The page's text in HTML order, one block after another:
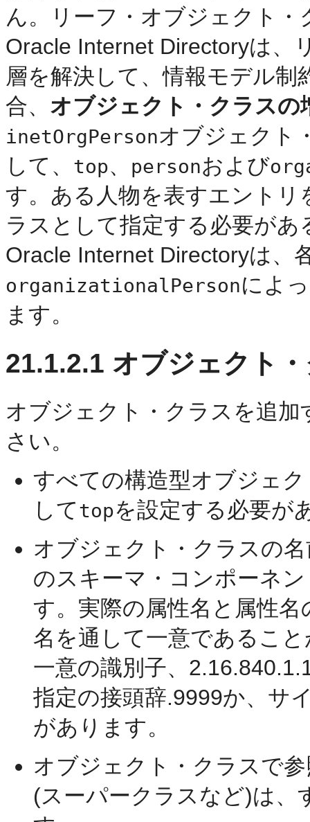
ん。リーフ・オブジェクト
Oracle Internet Directoryは、
層を解決して、情報モデル
合、 オブジェクト・クラスの
inetOrgPersonオブジェクト
して、 top、 personおよび
す。ある人物を表すエント
ラスとして指定する必要があ
Oracle Internet Directoryは、
organizationalPersonによ
ます。
21.1.2.1 オブジェクト
オブジェクト・クラスを追
さい。
すべての構造型オブジェ
してtopを設定する必要が
オブジェクト・クラスの
のスキーマ・コンポーネ
す。実際の属性名と属性
名を通して一意であるこ
一意の識別子、
指定の接頭辞.9999か、サ
があります。
オブジェクト・クラスで
(スーパークラスなど)は、